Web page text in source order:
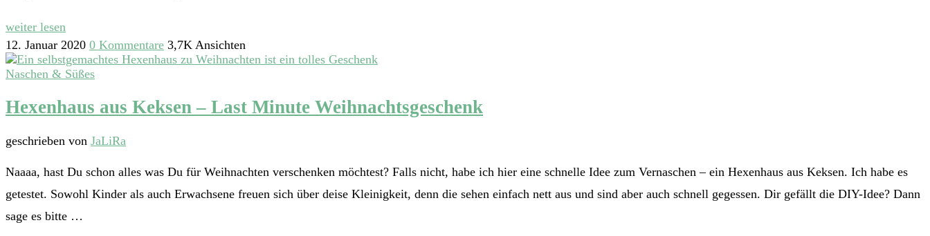
weiter lesen
12. Januar 2020 0 Kommentare 3,7K Ansichten
Naschen & Süßes
Hexenhaus aus Keksen – Last Minute Weihnachtsgeschenk
geschrieben von JaLiRa
Naaaa, hast Du schon alles was Du für Weihnachten verschenken möchtest? Falls nicht, habe ich hier eine schnelle Idee zum Vernaschen – ein Hexenhaus aus Keksen. Ich habe es
getestet. Sowohl Kinder als auch Erwachsene freuen sich über deise Kleinigkeit, denn die sehen einfach nett aus und sind aber auch schnell gegessen. Dir gefällt die DIY-Idee? Dann
sage es bitte …